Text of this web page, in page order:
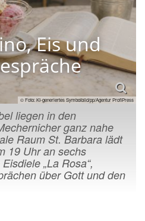
Eis und
© Foto: KI-generiertes Symbolbild/pp/Agentur ProfiPress
liegen in den
ganz nahe
Raum St. Barbara lädt
19 Uhr an sechs
„La Rosa“,
über Gott und den